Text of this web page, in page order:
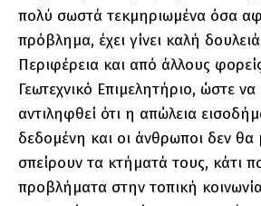
πολύ σωστά τεκμηριωμένα όσα
πρόβλημα, έχει γίνει καλή
Περιφέρεια και από άλλους
Γεωτεχνικό Επιμελητήριο, ώστε
αντιληφθεί ότι η απώλεια
δεδομένη και οι άνθρωποι δεν
σπείρουν τα κτήματά τους, κάτι
προβλήματα στην τοπική